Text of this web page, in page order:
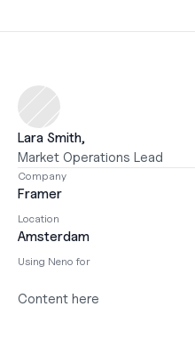
Lara Smith,
Market Operations Lead
Company
Framer
Location
Amsterdam
Using Neno for
Content here